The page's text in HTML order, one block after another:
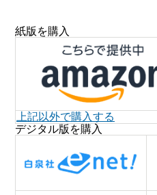
紙版を購入
上記以外で購入する
デジタル版を購入